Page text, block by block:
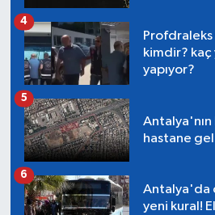
Profdraleks
kimdir? kaç
yapıyor?
4
Antalya'nın
hastane
5
Antalya'da
yeni kural!
6